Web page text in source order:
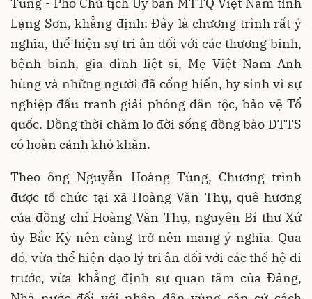
Lạng Sơn, khẳng định: Đây là chương trình rất ý
nghĩa, thể hiện sự tri ân đối với các thương binh,
bệnh binh, gia đình liệt sĩ, Mẹ Việt Nam Anh
hùng và những người đã cống hiến, hy sinh vì sự
nghiệp đấu tranh giải phóng dân tộc, bảo vệ Tổ
quốc. Đồng thời chăm lo đời sống đồng bào DTTS
có hoàn cảnh khó khăn.
Theo ông Nguyễn Hoàng Tùng, Chương trình
được tổ chức tại xã Hoàng Văn Thụ, quê hương
của đồng chí Hoàng Văn Thụ, nguyên Bí thư Xứ
ủy Bắc Kỳ nên càng trở nên mang ý nghĩa. Qua
đó, vừa thể hiện đạo lý tri ân đối với các thế hệ đi
trước, vừa khẳng định sự quan tâm của Đảng,